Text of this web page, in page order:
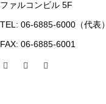
ファルコンビル 5F
TEL: 06-6885-6000（代表）
FAX: 06-6885-6001